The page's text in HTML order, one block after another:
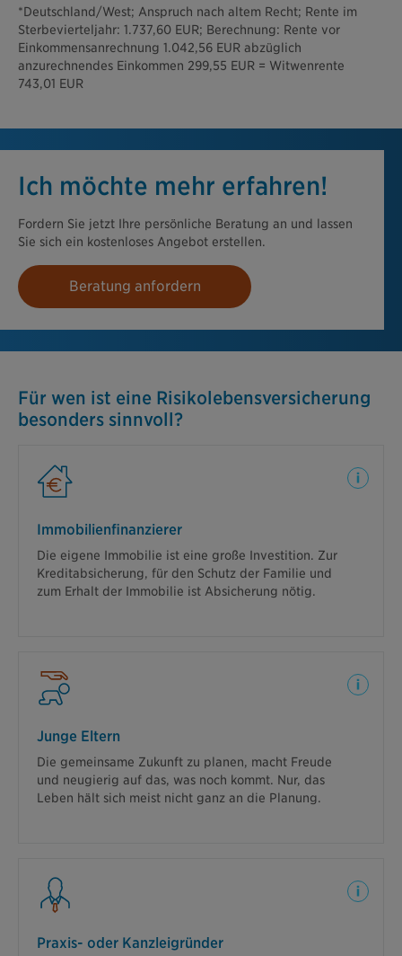
*Deutschland/West; Anspruch nach altem Recht; Rente im
Sterbevierteljahr: 1.737,60 EUR; Berechnung: Rente vor
Einkommensanrechnung 1.042,56 EUR abzüglich
anzurechnendes Einkommen 299,55 EUR = Witwenrente
743,01 EUR
Ich möchte mehr erfahren!
Fordern Sie jetzt Ihre persönliche Beratung an und lassen
Sie sich ein kostenloses Angebot erstellen.
Beratung anfordern
Für wen ist eine Risikolebens­versicherung
besonders sinnvoll?
Immobilienfinanzierer
Die eigene Immobilie ist eine große Investition. Zur
Kreditabsicherung, für den Schutz der Familie und
zum Erhalt der Immobilie ist Absicherung nötig.
Mit dem Schutz der Risikolebensversicherung der
IDEAL sind alle auf der sicheren Seite: Ihre Familie,
Junge Eltern
Die gemeinsame Zukunft zu planen, macht Freude
und neugierig auf das, was noch kommt. Nur, das
Leben hält sich meist nicht ganz an die Planung.
Zwischen glücklichem Zufall und tragischem
Ereignis kann so gut wie alles passieren. Mit der
Praxis- oder Kanzleigründer
Selbst, wenn die Unternehmensnachfolge gut
geplant und organisiert ist, gibt es Risiken, die den